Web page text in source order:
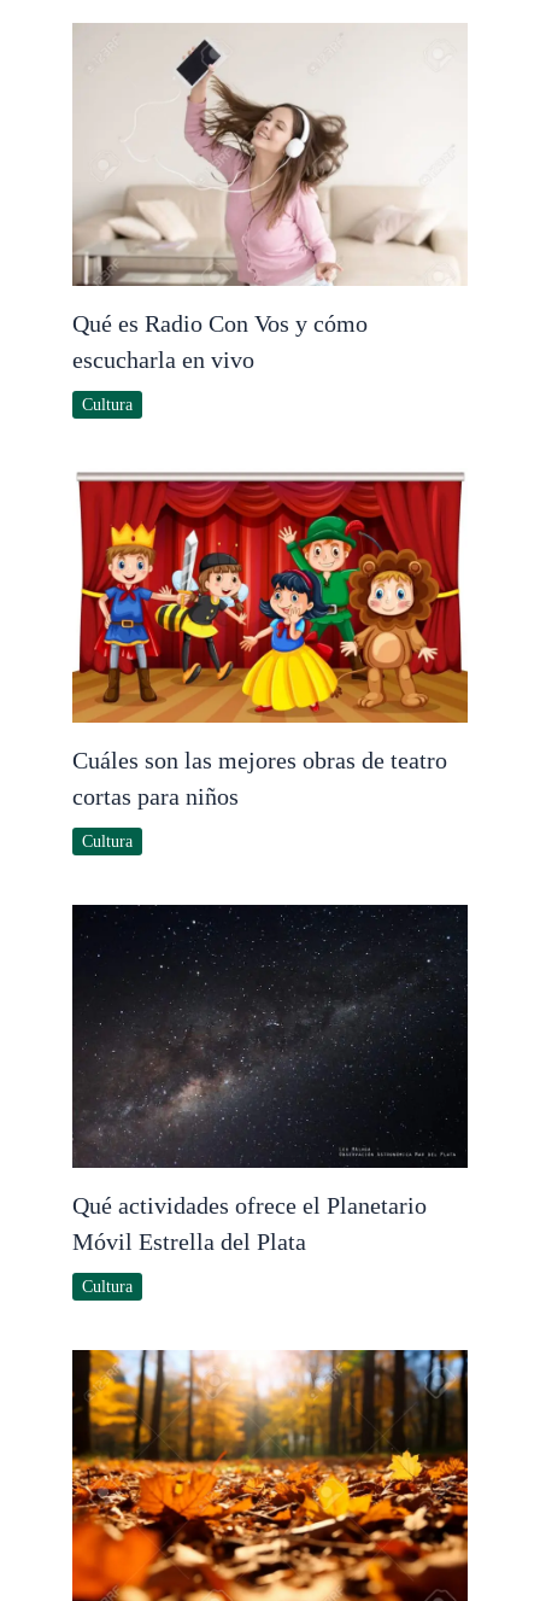
Qué es Radio Con Vos y cómo
escucharla en vivo
Cultura
Cuáles son las mejores obras de teatro
cortas para niños
Cultura
Qué actividades ofrece el Planetario
Móvil Estrella del Plata
Cultura